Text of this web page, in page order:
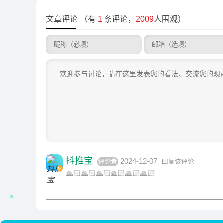
文章评论 （有 1 条评论， 2009人围观）
抖推宝 评论者 2024-12-07 回复该评论
🙏🏻🙏🏻🙏🏻🙏🏻🙏🏻🙏🏻